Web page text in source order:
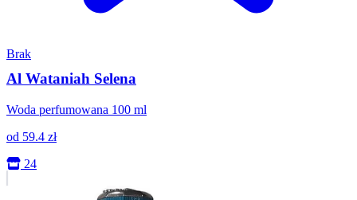
Brak
Al Wataniah Selena
Woda perfumowana 100 ml
od 59.4 zł
24